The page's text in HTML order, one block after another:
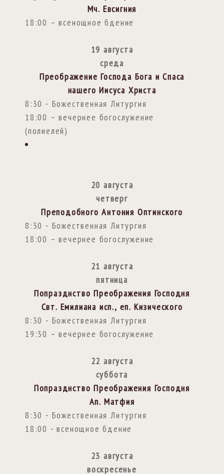
Мч. Евсигния
18:00 – всенощное бдение
19 августа
среда
Преображение Господа Бога и Спаса
нашего Иисуса Христа
8:30 - Божественная Литургия
18:00 – вечернее богослужение
(полиелей)
20 августа
четверг
Преподобного Антония Оптинского
8:30 - Божественная Литургия
18:00 – вечернее богослужение
21 августа
пятница
Попразднство Преображения Господня
Свт. Емилиана исп., еп. Кизического
8:30 - Божественная Литургия
19:30 – вечернее богослужение
22 августа
суббота
Попразднство Преображения Господня
Ап. Матфия
8:30 - Божественная Литургия
18:00 - всенощное бдение
23 августа
воскресенье